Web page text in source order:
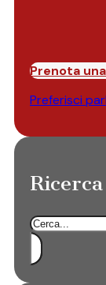
Prenota
Preferisci
Ricerca
Cerca